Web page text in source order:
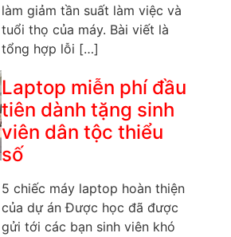
làm giảm tần suất làm việc và
tuổi thọ của máy. Bài viết là
tổng hợp lỗi […]
Laptop miễn phí đầu
tiên dành tặng sinh
viên dân tộc thiểu
số
5 chiếc máy laptop hoàn thiện
của dự án Được học đã được
gửi tới các bạn sinh viên khó